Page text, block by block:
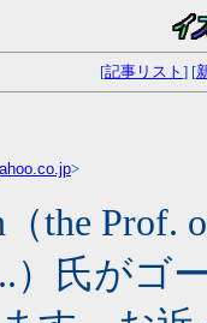
[記事リスト ] [
>
the Prof.
）氏が